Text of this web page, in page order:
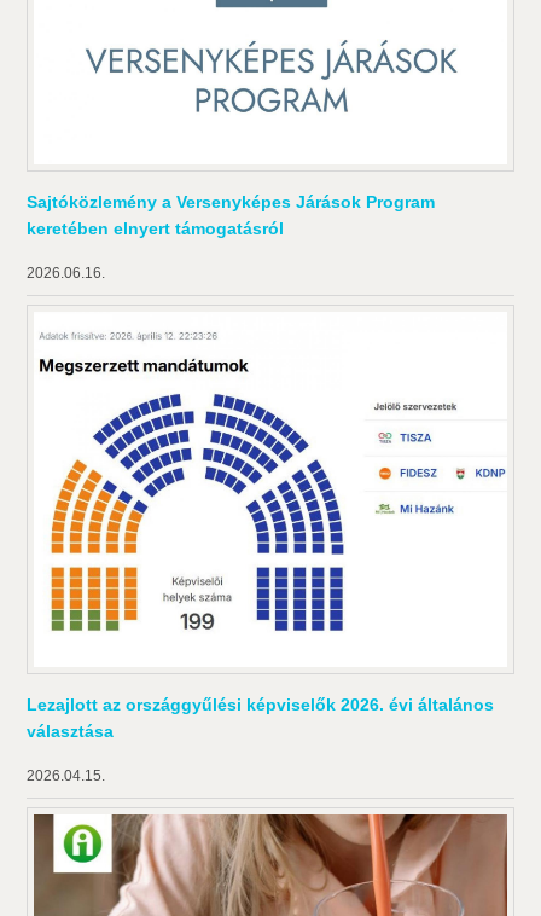
Sajtóközlemény a Versenyképes Járások Program
keretében elnyert támogatásról
2026.06.16.
Lezajlott az országgyűlési képviselők 2026. évi általános
választása
2026.04.15.